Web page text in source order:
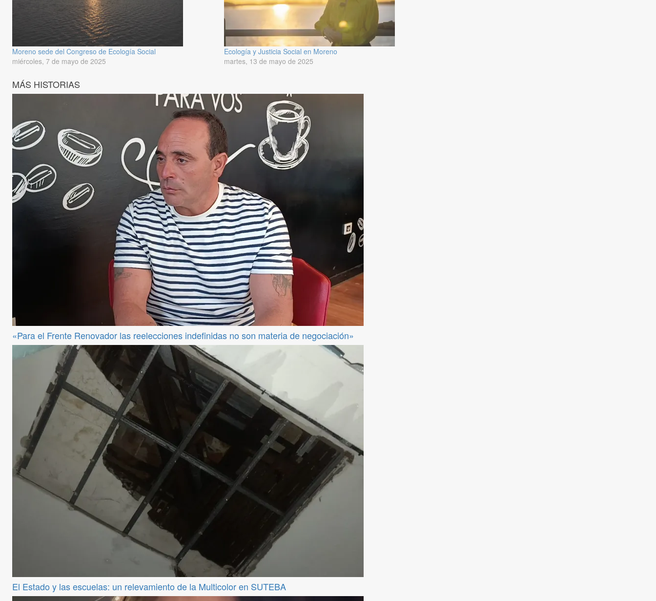
Moreno sede del Congreso de Ecología Social
miércoles, 7 de mayo de 2025
Ecología y Justicia Social en Moreno
martes, 13 de mayo de 2025
MÁS HISTORIAS
«Para el Frente Renovador las reelecciones indefinidas no son materia de negociación»
El Estado y las escuelas: un relevamiento de la Multicolor en SUTEBA